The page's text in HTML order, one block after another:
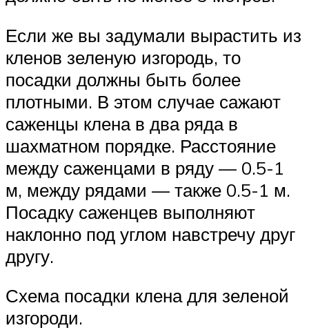
Если же вы задумали вырастить из
кленов зеленую изгородь, то
посадки должны быть более
плотными. В этом случае сажают
саженцы клена в два ряда в
шахматном порядке. Расстояние
между саженцами в ряду — 0.5-1
м, между рядами — также 0.5-1 м.
Посадку саженцев выполняют
наклонно под углом навстречу друг
другу.
Схема посадки клена для зеленой
изгороди.